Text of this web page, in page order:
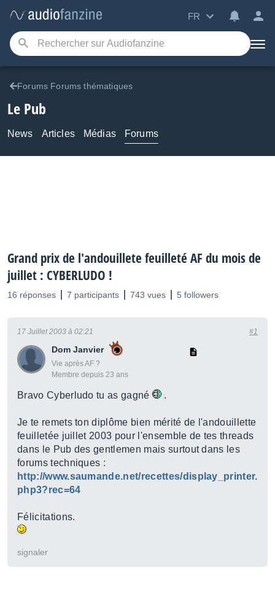
FR
Forums Forums thématiques
Le Pub
News Articles Médias Forums
Grand prix de l'andouillete feuilleté AF du mois de
juillet : CYBERLUDO !
16 réponses 7 participants 743 vues 5 followers
Dom Janvier
Vie après AF ?
Membre depuis 23 ans
17 Juillet 2003 à 02:21 #1
Bravo Cyberludo tu as gagné .
Je te remets ton diplôme bien mérité de l'andouillette
feuilletée juillet 2003 pour l'ensemble de tes threads
dans le Pub des gentlemen mais surtout dans les
forums techniques :
http://www.saumande.net/recettes/display_printer.
php3?rec=64
Félicitations.
signaler